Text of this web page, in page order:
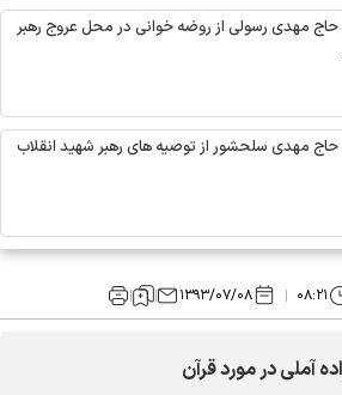
مهدی رسولی از روضه خوانی در محل عروج رهبر
مهدی سلحشور از توصیه های رهبر شهید انقلاب
۰۸:۲۱ ۱۳۹۳/۰۷/۰۸
آملی در مورد قرآن